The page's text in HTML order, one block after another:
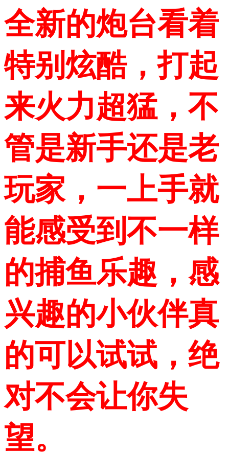
全新的炮台看着
特别炫酷，打起
来火力超猛，不
管是新手还是老
玩家，一上手就
能感受到不一样
的捕鱼乐趣，感
兴趣的小伙伴真
的可以试试，绝
对不会让你失
望。